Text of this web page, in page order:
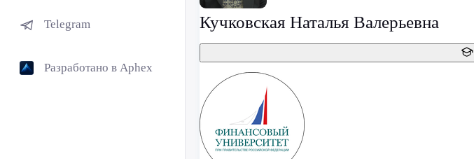
Telegram
Разработано в Aphex
Кучковская Наталья Валерьевна